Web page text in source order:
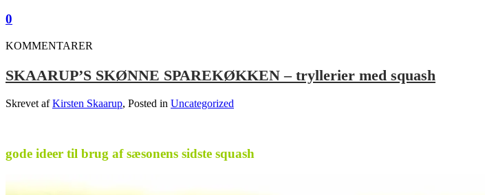
0
KOMMENTARER
SKAARUP’S SKØNNE SPAREKØKKEN – tryllerier med squash
Skrevet afKirsten Skaarup, Posted in Uncategorized
gode ideer til brug af sæsonens sidste squash